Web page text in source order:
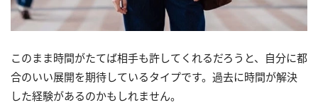
このまま時間がたてば相手も許してくれるだろうと、自分に都
合のいい展開を期待しているタイプです。過去に時間が解決
した経験があるのかもしれません。